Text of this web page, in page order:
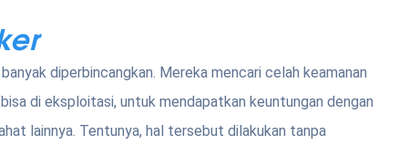
diperbincangkan. Mereka mencari celah keamanan
di eksploitasi, untuk mendapatkan keuntungan dengan
lainnya. Tentunya, hal tersebut dilakukan tanpa